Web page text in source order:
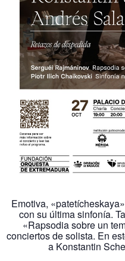
Emotiva,
con su última sinfonía.
«Rapsodia sobre un
conciertos de solista. En
a Konstantin